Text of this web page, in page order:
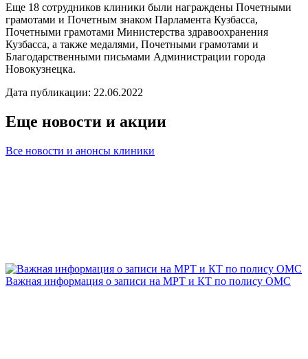
Еще 18 сотрудников клиники были награждены Почетными
грамотами и Почетным знаком Парламента Кузбасса,
Почетными грамотами Министерства здравоохранения
Кузбасса, а также медалями, Почетными грамотами и
Благодарственными письмами Администрации города
Новокузнецка.
Дата публикации: 22.06.2022
Еще новости и акции
Все новости и анонсы клиники
Важная информация о записи на МРТ и КТ по полису ОМС